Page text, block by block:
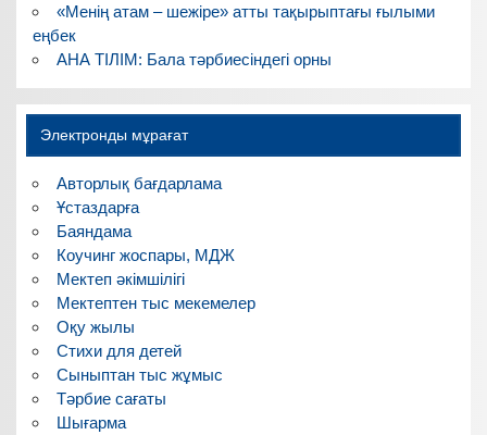
«Менің атам – шежіре» атты тақырыптағы ғылыми
еңбек
АНА ТІЛІМ: Бала тәрбиесіндегі орны
Электронды мұрағат
Авторлық бағдарлама
Ұстаздарға
Баяндама
Коучинг жоспары, МДЖ
Мектеп әкімшілігі
Мектептен тыс мекемелер
Оқу жылы
Стихи для детей
Сыныптан тыс жұмыс
Тәрбие сағаты
Шығарма